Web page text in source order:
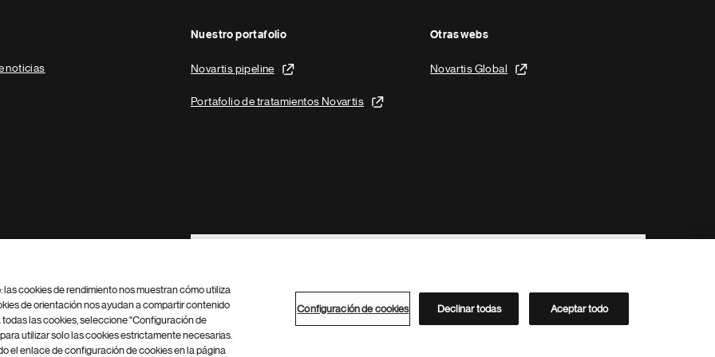
noticias
Nuestro portafolio
Novartis pipeline
Portafolio de tratamientos Novartis
Otras webs
Novartis Global
Footer Site Search
Configuración de cookies Mapa del sitio
Directorio de Novartis
cookies de rendimiento nos muestran cómo utiliza
de orientación nos ayudan a compartir contenido
las cookies, seleccione "Configuración de
utilizar solo las cookies estrictamente necesarias.
el enlace de configuración de cookies en la página
Configuración de cookies Declinar todas Aceptar todo